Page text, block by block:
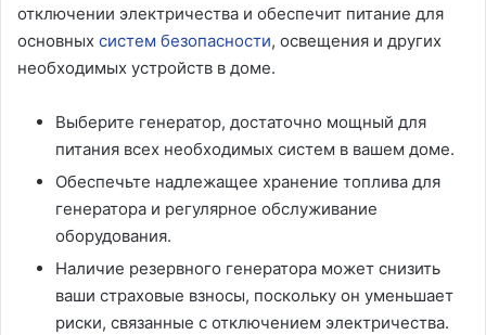
отключении электричества и обеспечит питание для
основных систем безопасности, освещения и других
необходимых устройств в доме.
Выберите генератор, достаточно мощный для
питания всех необходимых систем в вашем доме.
Обеспечьте надлежащее хранение топлива для
генератора и регулярное обслуживание
оборудования.
Наличие резервного генератора может снизить
ваши страховые взносы, поскольку он уменьшает
риски, связанные с отключением электричества.